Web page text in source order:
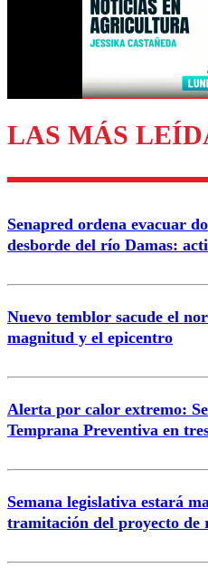
LAS MÁS
Senapred ordena evacuar
desborde del río Damas:
Nuevo temblor sacude el
magnitud y el epicentro
Alerta por calor extremo:
Temprana Preventiva en
Semana legislativa estará
tramitación del proyecto de